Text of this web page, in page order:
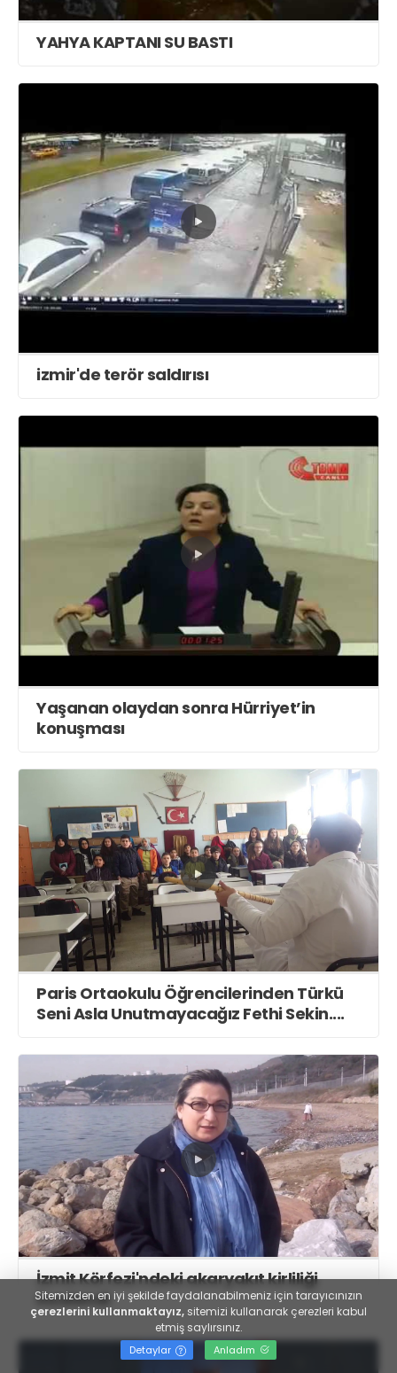
YAHYA KAPTANI SU BASTI
izmir'de terör saldırısı
Yaşanan olaydan sonra Hürriyet’in
konuşması
Paris Ortaokulu Öğrencilerinden Türkü
Seni Asla Unutmayacağız Fethi Sekin....
İzmit Körfezi'ndeki akaryakıt kirliliği
incelendi
Sitemizden en iyi şekilde faydalanabilmeniz için tarayıcınızın
çerezlerini kullanmaktayız, sitemizi kullanarak çerezleri kabul
etmiş saylırsınız.
Detaylar Anladım